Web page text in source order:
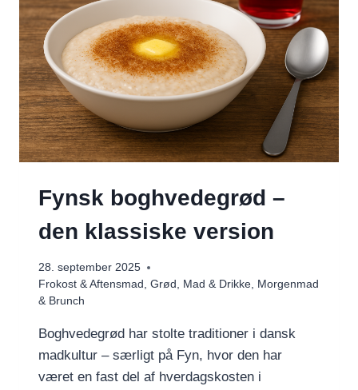
Fynsk boghvedegrød –
den klassiske version
28. september 2025
Frokost & Aftensmad , Grød , Mad & Drikke, Morgenmad
& Brunch
Boghvedegrød har stolte traditioner i dansk
madkultur – særligt på Fyn, hvor den har
været en fast del af hverdagskosten i